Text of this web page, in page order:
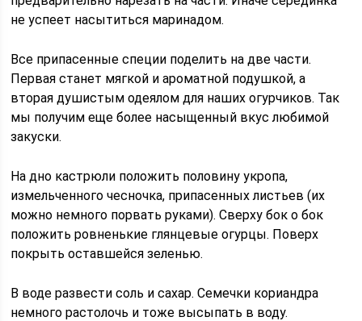
не успеет насытиться маринадом.
Все припасенные специи поделить на две части.
Первая станет мягкой и ароматной подушкой, а
вторая душистым одеялом для наших огурчиков. Так
мы получим еще более насыщенный вкус любимой
закуски.
На дно кастрюли положить половину укропа,
измельченного чесночка, припасенных листьев (их
можно немного порвать руками). Сверху бок о бок
положить ровненькие глянцевые огурцы. Поверх
покрыть оставшейся зеленью.
В воде развести соль и сахар. Семечки кориандра
немного растолочь и тоже высыпать в воду.